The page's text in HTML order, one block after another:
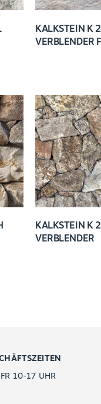
KALKSTEIN K
VERBLENDER
KALKSTEIN K
VERBLENDER
10-17 UHR